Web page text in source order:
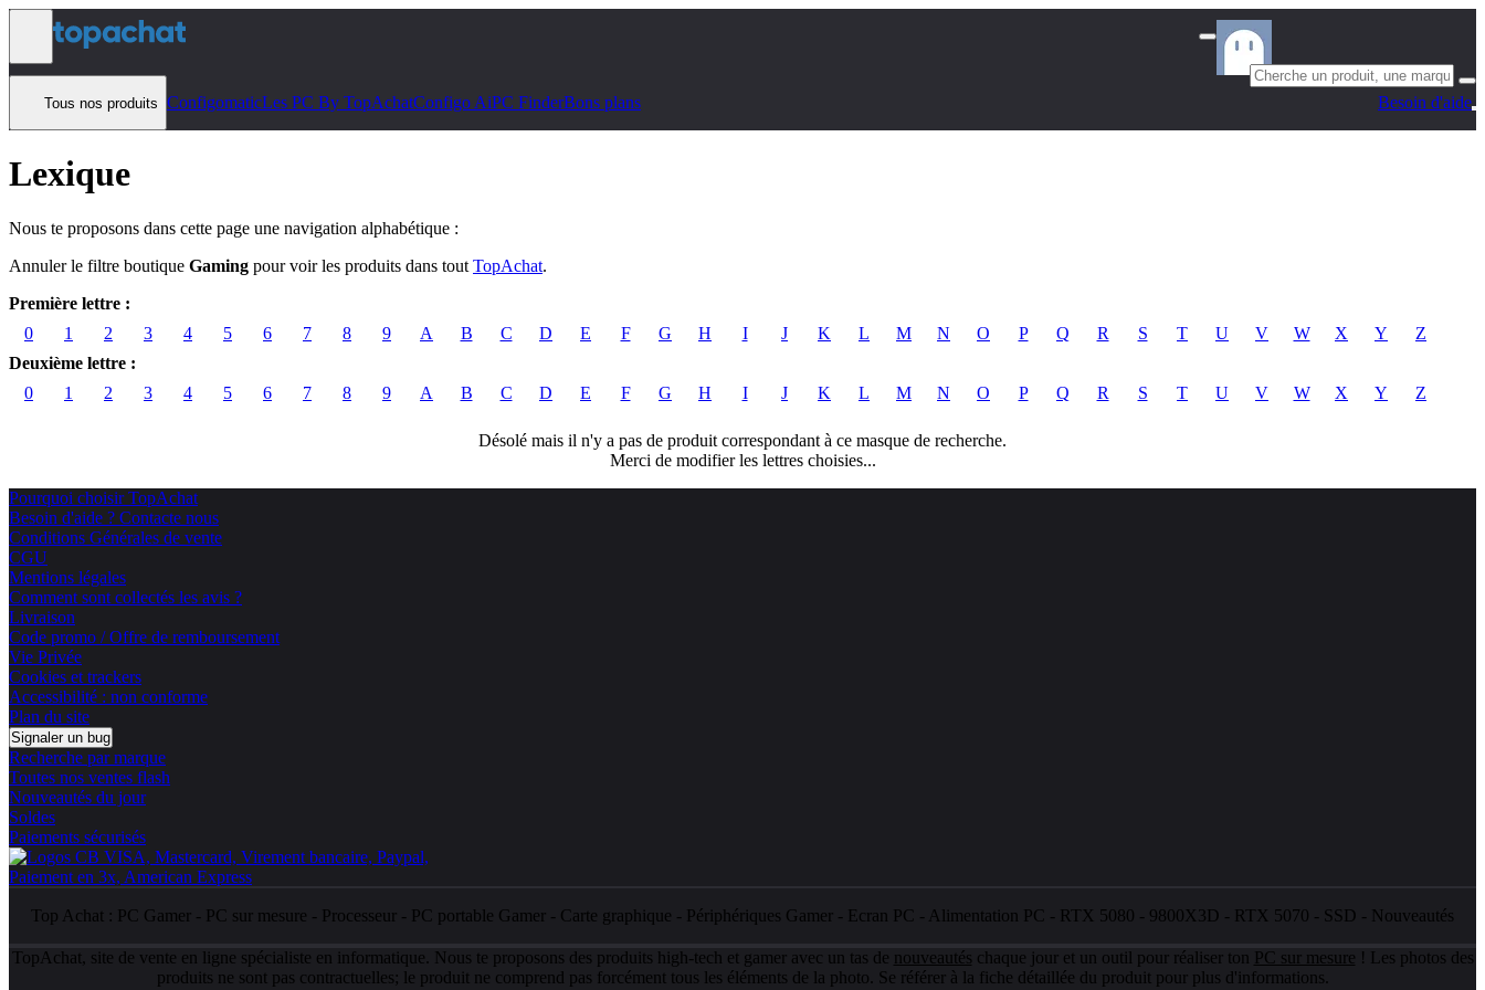
Aller au contenu
Tous nos produits ConfigomaticLes PC By TopAchatConfigo AiPC FinderBons plans Besoin d'aide
Lexique
Nous te proposons dans cette page une navigation alphabétique :
Annuler le filtre boutique Gaming pour voir les produits dans tout TopAchat.
Première lettre :
0
1 2 3 4 5 6 7 8 9 A B C D E F G H I J K L M N O P Q R S T U V W X Y
Z
Deuxième lettre :
0
1 2 3 4 5 6 7 8 9 A B C D E F G H I J K L M N O P Q R S T U V W X Y Z
Désolé mais il n'y a pas de produit correspondant à ce masque de recherche.
Merci de modifier les lettres choisies...
Pourquoi choisir TopAchat
Besoin d'aide ? Contacte nous
Conditions Générales de vente
CGU
Mentions légales
Comment sont collectés les avis ?
Livraison
Code promo / Offre de remboursement
Vie Privée
Cookies et trackers
Accessibilité : non conforme
Plan du site
Signaler un bug
Recherche par marque
Toutes nos ventes flash
Nouveautés du jour
Soldes
Paiements sécurisés
Top Achat : PC Gamer - PC sur mesure - Processeur - PC portable Gamer - Carte graphique - Périphériques Gamer - Ecran PC - Alimentation PC - RTX 5080 - 9800X3D - RTX 5070 - SSD - Nouveautés
TopAchat, site de vente en ligne spécialiste en informatique. Nous te proposons des produits high-tech et gamer avec un tas de nouveautés chaque jour et un outil pour réaliser ton PC sur mesure ! Les photos des
produits ne sont pas contractuelles; le produit ne comprend pas forcément tous les éléments de la photo. Se référer à la fiche détaillée du produit pour plus d'informations.